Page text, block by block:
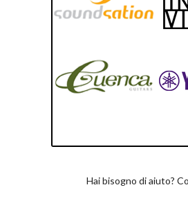
Hai bisogno di aiuto?